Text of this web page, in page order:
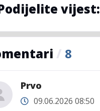
vijest:
/ 8
Prvo
09.06.2026 08:50